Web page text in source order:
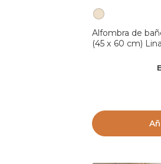
Alfombra de
(45 x 60 cm)